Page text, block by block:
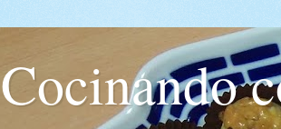
Cocinando